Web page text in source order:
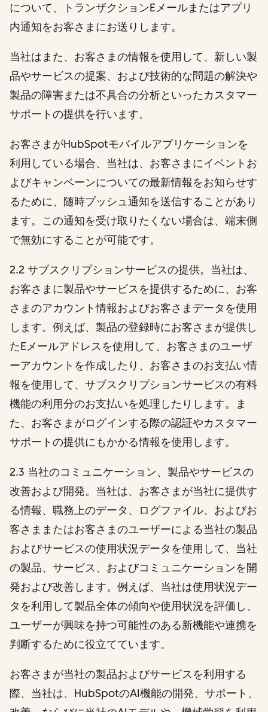
について、トランザクションEメールまたはアプリ
内通知をお客さまにお送りします。
当社はまた、お客さまの情報を使用して、新しい製
品やサービスの提案、および技術的な問題の解決や
製品の障害または不具合の分析といったカスタマー
サポートの提供を行います。
お客さまがHubSpotモバイルアプリケーションを
利用している場合、当社は、お客さまにイベントお
よびキャンペーンについての最新情報をお知らせす
るために、随時プッシュ通知を送信することがあり
ます。この通知を受け取りたくない場合は、端末側
で無効にすることが可能です。
2.2 サブスクリプションサービスの提供。当社は、
お客さまに製品やサービスを提供するために、お客
さまのアカウント情報およびお客さまデータを使用
します。例えば、製品の登録時にお客さまが提供し
たEメールアドレスを使用して、お客さまのユーザ
ーアカウントを作成したり、お客さまのお支払い情
報を使用して、サブスクリプションサービスの有料
機能の利用分のお支払いを処理したりします。ま
た、お客さまがログインする際の認証やカスタマー
サポートの提供にもかかる情報を使用します。
2.3 当社のコミュニケーション、製品やサービスの
改善および開発。当社は、お客さまが当社に提供す
る情報、職務上のデータ、ログファイル、およびお
客さままたはお客さまのユーザーによる当社の製品
およびサービスの使用状況データを使用して、当社
の製品、サービス、およびコミュニケーションを開
発および改善します。例えば、当社は使用状況デー
タを利用して製品全体の傾向や使用状況を評価し、
ユーザーが興味を持つ可能性のある新機能や連携を
判断するために役立てています。
お客さまが当社の製品およびサービスを利用する
際、当社は、HubSpotのAI機能の開発、サポート、